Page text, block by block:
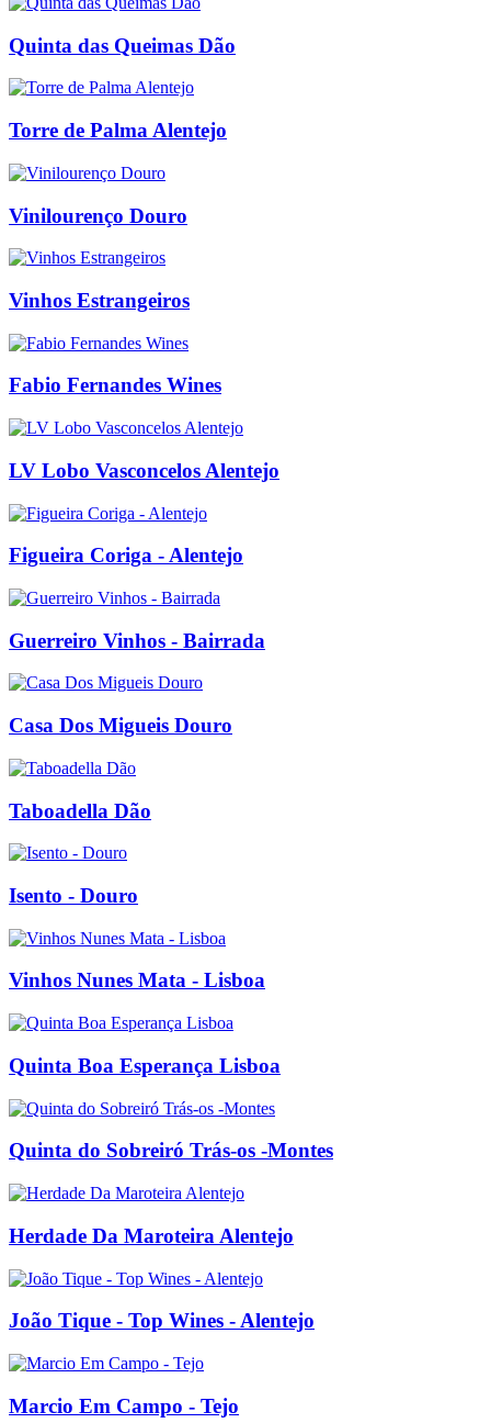
Quinta das Queimas Dão
Torre de Palma Alentejo
Vinilourenço Douro
Vinhos Estrangeiros
Fabio Fernandes Wines
LV Lobo Vasconcelos Alentejo
Figueira Coriga - Alentejo
Guerreiro Vinhos - Bairrada
Casa Dos Migueis Douro
Taboadella Dão
Isento - Douro
Vinhos Nunes Mata - Lisboa
Quinta Boa Esperança Lisboa
Quinta do Sobreiró Trás-os -Montes
Herdade Da Maroteira Alentejo
João Tique - Top Wines - Alentejo
Marcio Em Campo - Tejo